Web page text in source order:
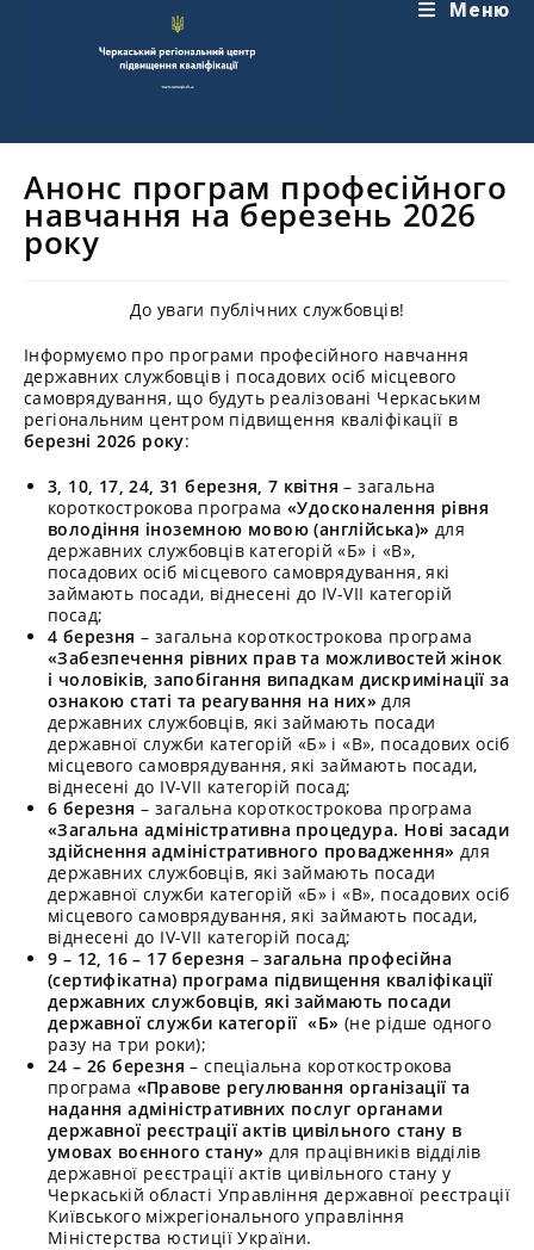
Меню
Анонс програм професійного
навчання на березень 2026
року
До уваги публічних службовців!
Інформуємо про програми професійного навчання
державних службовців і посадових осіб місцевого
самоврядування, що будуть реалізовані Черкаським
регіональним центром підвищення кваліфікації в
березні 2026 року:
3, 10, 17, 24, 31 березня, 7 квітня – загальна
короткострокова програма «Удосконалення рівня
володіння іноземною мовою (англійська)» для
державних службовців категорій «Б» і «В»,
посадових осіб місцевого самоврядування, які
займають посади, віднесені до IV-VII категорій
посад;
4 березня – загальна короткострокова програма
«Забезпечення рівних прав та можливостей жінок
і чоловіків, запобігання випадкам дискримінації за
ознакою статі та реагування на них»для
державних службовців, які займають посади
державної служби категорій «Б» і «В», посадових осіб
місцевого самоврядування, які займають посади,
віднесені до IV-VII категорій посад;
6 березня – загальна короткострокова програма
«Загальна адміністративна процедура. Нові засади
здійснення адміністративного провадження» для
державних службовців, які займають посади
державної служби категорій «Б» і «В», посадових осіб
місцевого самоврядування, які займають посади,
віднесені до IV-VII категорій посад;
9 – 12, 16 – 17 березня –загальна професійна
(сертифікатна) програма підвищення кваліфікації
державних службовців, які займають посади
державної служби категорії «Б» (не рідше одного
разу на три роки);
24 – 26 березня – спеціальна короткострокова
програма «Правове регулювання організації та
надання адміністративних послуг органами
державної реєстрації актів цивільного стану в
умовах воєнного стану» для працівників відділів
державної реєстрації актів цивільного стану у
Черкаській області Управління державної реєстрації
Київського міжрегіонального управління
Міністерства юстиції України.